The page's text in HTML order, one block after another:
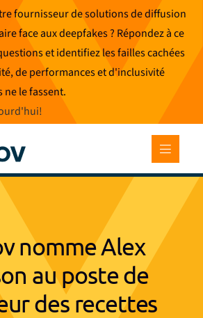
fournisseur de solutions de diffusion
face aux deepfakes ? Répondez à ce
et identifiez les failles cachées
de performances et d'inclusivité
ne le fassent.
!
nomme Alex
au poste de
des recettes